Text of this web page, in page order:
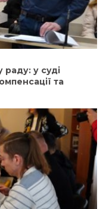
раду: у суді
та